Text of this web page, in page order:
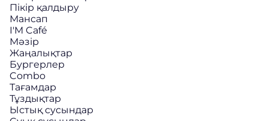
Пікір қалдыру
Мансап
I'M Café
Мәзір
Жаңалықтар
Бургерлер
Combo
Тағамдар
Тұздықтар
Ыстық сусындар